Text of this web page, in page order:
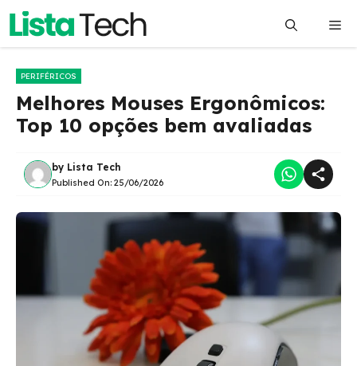
Pular
o
PERIFÉRICOS
Melhores Mouses Ergonômicos:
Top 10 opções bem avaliadas
by Lista Tech
Published On: 25/06/2026